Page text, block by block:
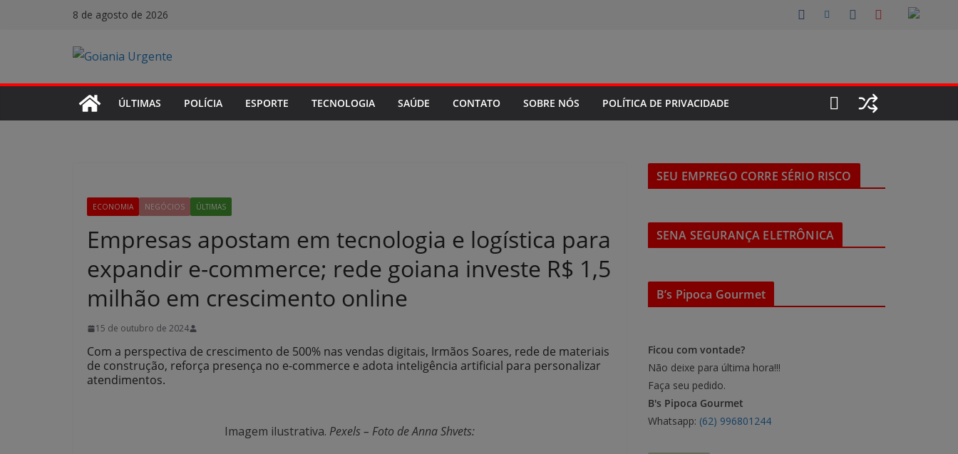
8 de agosto de 2026
ÚLTIMAS POLÍCIA ESPORTE TECNOLOGIA SAÚDE CONTATO SOBRE NÓS POLÍTICA DE PRIVACIDADE
ECONOMIA NEGÓCIOS ÚLTIMAS
Empresas apostam em tecnologia e logística para
expandir e-commerce; rede goiana investe R$ 1,5
milhão em crescimento online
15 de outubro de 2024
Com a perspectiva de crescimento de 500% nas vendas digitais, Irmãos Soares, rede de materiais
de construção, reforça presença no e-commerce e adota inteligência artificial para personalizar
atendimentos.
Imagem ilustrativa. Pexels – Foto de Anna Shvets:
SEU EMPREGO CORRE SÉRIO RISCO
SENA SEGURANÇA ELETRÔNICA
B’s Pipoca Gourmet
Ficou com vontade?
Não deixe para última hora!!!
Faça seu pedido.
B's Pipoca Gourmet
Whatsapp: (62) 996801244